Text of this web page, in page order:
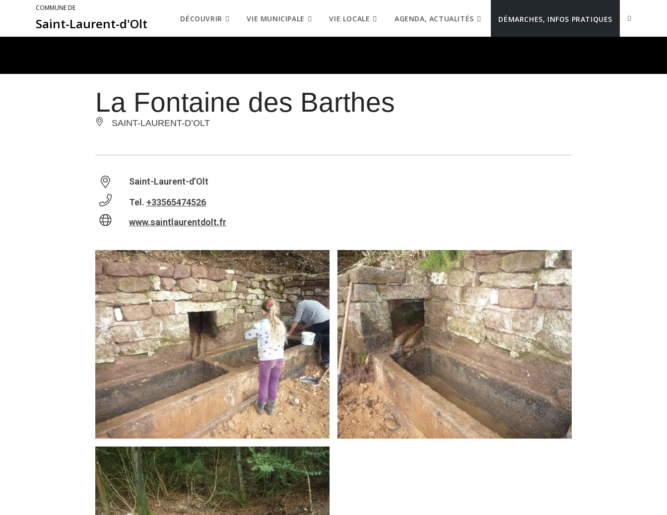
COMMUNE DE
Saint-Laurent-d'Olt DÉCOUVRIR VIE MUNICIPALE VIE LOCALE AGENDA, ACTUALITÉS DÉMARCHES, INFOS PRATIQUES
La Fontaine des Barthes
SAINT-LAURENT-D’OLT
Saint-Laurent-d’Olt
Tel. +33565474526
www.saintlaurentdolt.fr